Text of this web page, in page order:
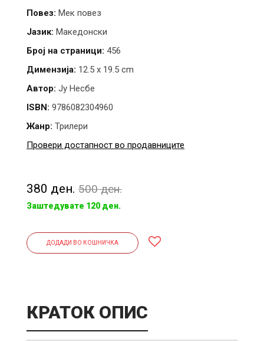
Повез: Мек повез
Јазик: Македонски
Број на страници: 456
Димензија: 12.5 x 19.5 cm
Автор: Ју Несбе
ISBN: 9786082304960
Жанр: Трилери
Провери достапност во продавниците
380 ден. 500 ден.
Заштедувате 120 ден.
ДОДАДИ ВО КОШНИЧКА
КРАТОК ОПИС